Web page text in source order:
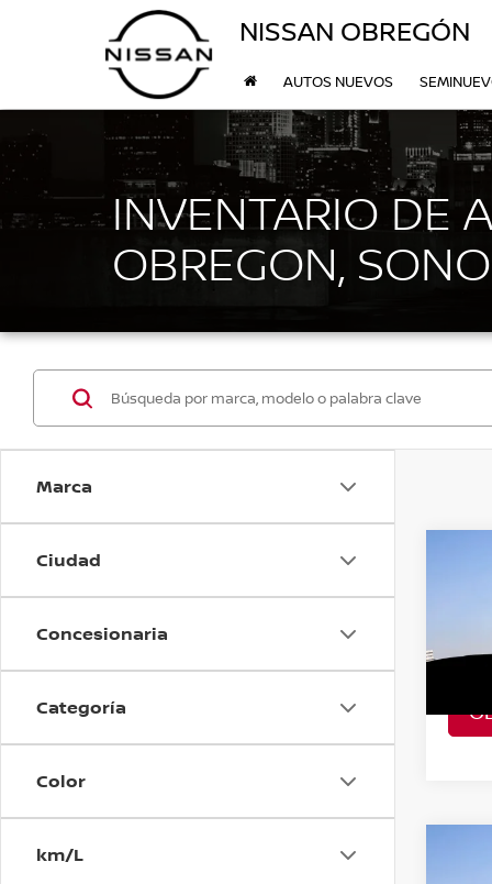
NISSAN OBREGÓN
AUTOS NUEVOS
INVENTARIO DE
OBREGON,
Marca
Ciudad
Concesionaria
Categoría
Color
km/L